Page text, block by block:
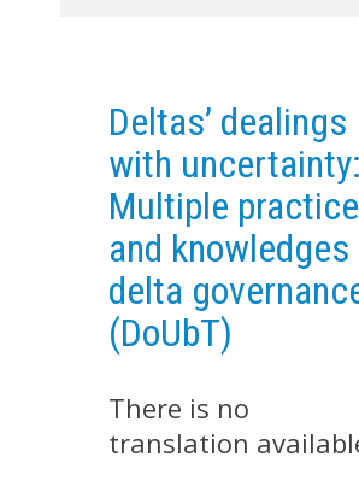
CURRENT PROJECTS
COMPLETED PROJECTS
UMR NETWORKS
REGULAR SEMINARS
TRAINING COURSES
MASTER
EDUCATION AND TRAINING
DOCTORAL TRAINING
Deltas’ dealings
with uncertainty:
Multiple
and
delta
(DoUbT)
There is no
translation